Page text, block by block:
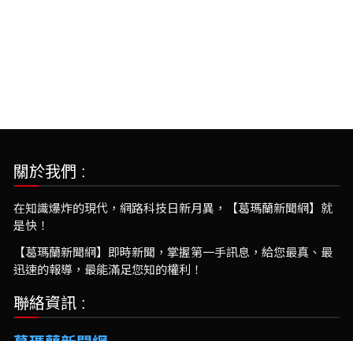
關於我們 :
在知識爆炸的現代，網路科技日新月異，【葛瑪蘭新聞網】就
是快！
【葛瑪蘭新聞網】即時新聞，掌握第一手訊息，給您最真、最
迅速的報導，最能滿足您知的權利！
聯絡資訊 :